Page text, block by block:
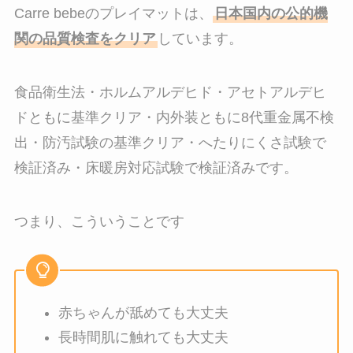
Carre bebeのプレイマットは、 日本国内の公的機
関の品質検査をクリアしています。
食品衛生法・ホルムアルデヒド・アセトアルデヒ
ドともに基準クリア・内外装ともに8代重金属不検
出・防汚試験の基準クリア・へたりにくさ試験で
検証済み・床暖房対応試験で検証済みです。
つまり、こういうことです
赤ちゃんが舐めても大丈夫
長時間肌に触れても大丈夫